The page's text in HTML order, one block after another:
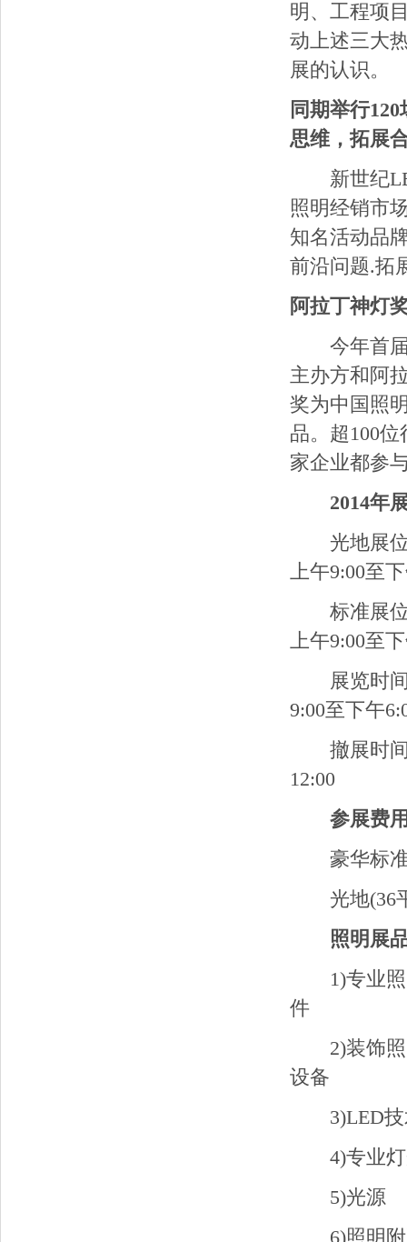
明、工程项
动上述三大
展的认识。
同期举行
思维，拓展
新世纪
照明经销市
知名活动品
前沿问题.拓
阿拉丁神灯
今年首届
主办方和阿
奖为中国照
品。超100
家企业都参
2014年
光地展
上午9:00至
标准展
上午9:00至
展览时
9:00至下午
撤展时
12:00
参展费
豪华标
光地(36
照明
1)专业
件
2)装饰
设备
3)LED
4)专
5)光源